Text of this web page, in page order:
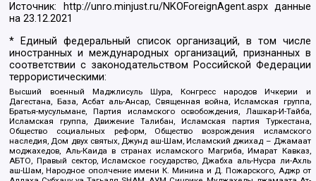
Источник: http://unro.minjust.ru/NKOForeignAgent.aspxданные
на23.12.2021
* Единый федеральный список организаций, в том числе
иностранных и международных организаций, признанных в
соответствии с законодательством Российской Федерации
террористическими:
Высший военный Маджлисуль Шура, Конгресс народов Ичкерии и
Дагестана, База, Асбат аль-Ансар, Священная война, Исламская группа,
Братья-мусульмане, Партия исламского освобождения, Лашкар-И-Тайба,
Исламская группа, Движение Талибан, Исламская партия Туркестана,
Общество социальных реформ, Общество возрождения исламского
наследия, Дом двух святых, Джунд аш-Шам, Исламский джихад – Джамаат
моджахедов, Аль-Каида в странах исламского Магриба, Имарат Кавказ,
АБТО, Правый сектор, Исламское государство, Джабха аль-Нусра ли-Ахль
аш-Шам, Народное ополчение имени К. Минина и Д. Пожарского, Аджр от